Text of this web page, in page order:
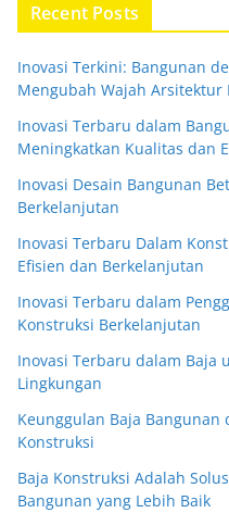
Recent Posts
Inovasi Terkini: Bangunan
Mengubah Wajah Arsitektur
Inovasi Terbaru dalam
Meningkatkan Kualitas dan
Inovasi Desain Bangunan
Berkelanjutan
Inovasi Terbaru Dalam
Efisien dan Berkelanjutan
Inovasi Terbaru dalam
Konstruksi Berkelanjutan
Inovasi Terbaru dalam Baja
Lingkungan
Keunggulan Baja
Konstruksi
Baja Konstruksi Adalah
Bangunan yang Lebih Baik